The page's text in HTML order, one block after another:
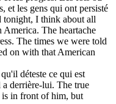
et les gens qui ont persisté
tonight, I think about all
America. The heartache
The times we were told
on with that American
déteste ce qui est
derrière-lui. The true
is in front of him, but